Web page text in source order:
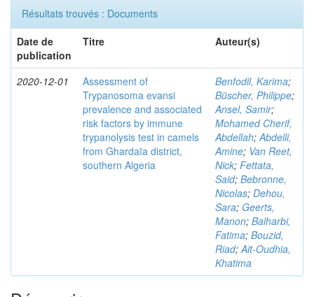
Résultats trouvés : Documents
Date de
publication
Titre Auteur(s)
2020-12-01
Assessment of
Trypanosoma evansi
prevalence and associated
risk factors by immune
trypanolysis test in camels
from Ghardaïa district,
southern Algeria
Benfodil, Karima;
Büscher, Philippe;
Ansel, Samir;
Mohamed Cherif,
Abdellah;Abdelli,
Amine; Van Reet,
Nick; Fettata,
Said; Bebronne,
Nicolas; Dehou,
Sara; Geerts,
Manon; Balharbi,
Fatima; Bouzid,
Riad;Ait-Oudhia,
Khatima